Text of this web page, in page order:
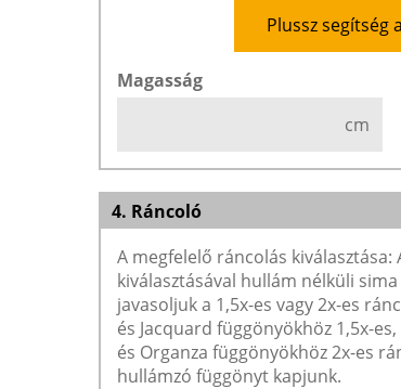
Plussz segítség
Magasság
cm
4. Ráncoló
A megfelelő ráncolás kiválasztása:
kiválasztásával hullám nélküli
javasoljuk a 1,5x-es vagy 2x-es
és Jacquard függönyökhöz 1,5x-
és Organza függönyökhöz 2x-es
hullámzó függönyt kapjunk.